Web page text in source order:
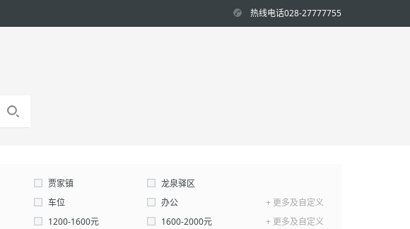
热线电话028-27777755
贾家镇
龙泉驿区
车位
办公
+ 更多及自定义
1200-1600元
1600-2000元
+ 更多及自定义